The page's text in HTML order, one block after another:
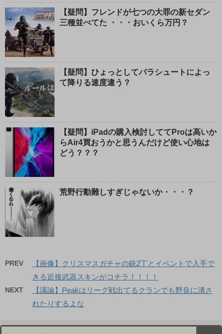
【疑問】フレンドが七つの大罪の新セダン
三種並べてた ・・・おいくら万円？
【疑問】ひょっとしてパラシュートによっ
て降りる速度違う？
【疑問】iPadの購入検討しててProは高いか
らAir4買おうかと思うんだけど使い心地は
どう？？？
荒野行動難しすぎじゃないか・・・？
PREV
【画像】クリスマスガチャの銃2丁とイベントで入手で
きる近接武器スキンがコチラ！！！！
NEXT
【議論】Peakはリーグ戦出てるクランでも野良に潰さ
れたりするよな